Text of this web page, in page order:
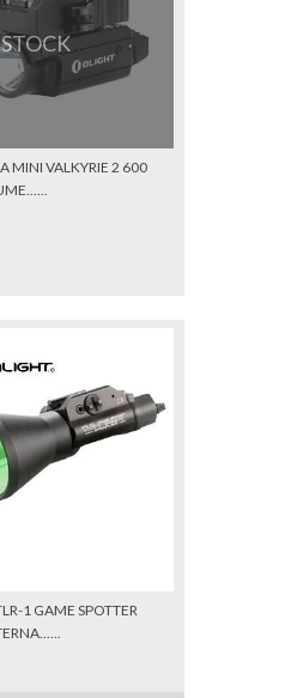
MINI VALKYRIE 2 600
1 GAME SPOTTER